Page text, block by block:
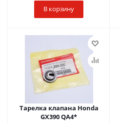
В корзину
Тарелка клапана Honda
GX390 QA4*